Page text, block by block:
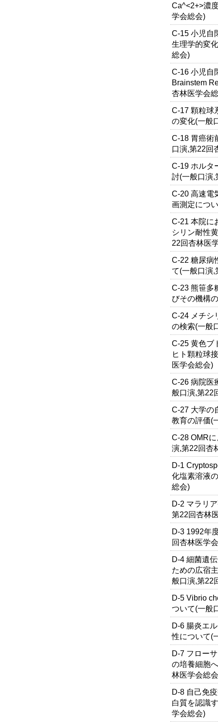
Ca^<2+>濃
学会総会)
C-15 小児自
生理学的変
総会)
C-16 小児自
Brainstem
杏林医学会
C-17 顆粒球
の変化(一般
C-18 胃癌術
口演,第22回
C-19 ホルタ
討(一般口演,
C-20 高速電
画測定につ
C-21 本院に
シリン耐性
22回杏林医
C-22 糖尿病
て(一般口演,
C-23 熊笹多
びその機構
C-24 メチシ
の検索(一般
C-25 黄色ブ
ヒト顆粒球
医学会総会)
C-26 病院医
般口演,第22
C-27 大学の
教育の評価(
C-28 OMR
演,第22回杏
D-1
化塩素溶液
総会)
D-2 マラリ
第22回杏林
D-3 1992年
回杏林医学
D-4 細菌遺
ための広宿
般口演,第22
D-5 Vibrio
ついて(一般
D-6 腸炎エ
性について(
D-7 フロー
の培養細胞
林医学会総
D-8 自己免
白質を認識
学会総会)